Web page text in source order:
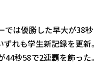
では優勝した早大が38秒
れも学生新記録を更新。
秒58で2連覇を飾った。